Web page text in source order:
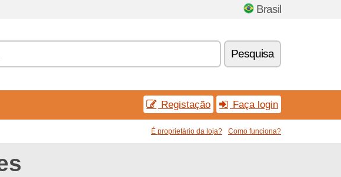
Brasil
Pesquisa
Registação Faça login
É proprietário da loja? Como funciona?